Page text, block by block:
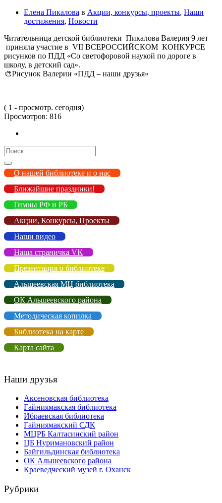
Елена Пикалова в Акции, конкурсы, проекты, Наши
достижения, Новости
Читательница детской библиотеки Пикалова Валерия 9 лет
приняла участие в VII ВСЕРОССИЙСКОМ КОНКУРСЕ
рисунков по ПДД «Со светофоровой наукой по дороге в
школу, в детский сад».
🎨Рисунок Валерии «ПДД – наши друзья»
( 1 - просмотр. сегодня)
Просмотров: 816
Search
for:
О нашей библиотеке и о нас
Ближайшие праздники!
Гимны РФ и РБ
Акции, Конкурсы, Проекты
Наши видео
Наша страничка VK
Презентация о библиотеке
Альшеевская МЦ библиотека
ОК Альшеевского района
Методическая копилка
Библиотека на карте
Карта сайта
Наши друзья
Аксеновская библиотека
Гайниямакская библиотека
Ибраевская библиотека
Гайниямакский СДК
МЦРБ Калтасинский район
ЦБ Нуримановский район
Байгильдинская библиотека
ОК Альшеевского района
Краеведческий музей г. Оханск
Рубрики